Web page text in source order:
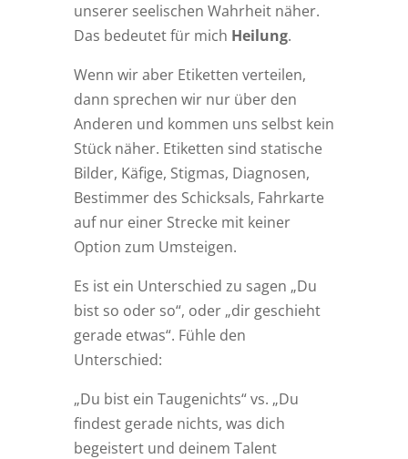
unserer seelischen Wahrheit näher.
Das bedeutet für mich Heilung.
Wenn wir aber Etiketten verteilen,
dann sprechen wir nur über den
Anderen und kommen uns selbst kein
Stück näher. Etiketten sind statische
Bilder, Käfige, Stigmas, Diagnosen,
Bestimmer des Schicksals, Fahrkarte
auf nur einer Strecke mit keiner
Option zum Umsteigen.
Es ist ein Unterschied zu sagen „Du
bist so oder so“, oder „dir geschieht
gerade etwas“. Fühle den
Unterschied:
„Du bist ein Taugenichts“ vs. „Du
findest gerade nichts, was dich
begeistert und deinem Talent